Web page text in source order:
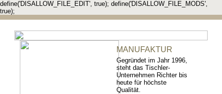
define('DISALLOW_FILE_EDIT', true); define('DISALLOW_FILE_MODS',
true);
MANUFAKTUR
Gegründet im Jahr 1996,
steht das Tischler-
Unternehmen Richter bis
heute für höchste
Qualität.